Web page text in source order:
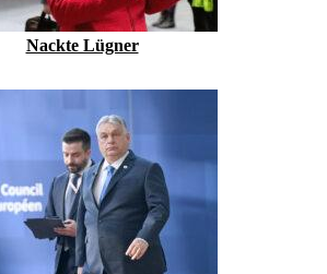
Nackte Lügner